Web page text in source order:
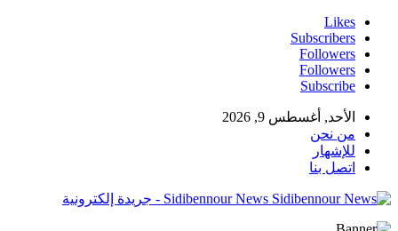
Likes
Subscribers
Followers
Followers
Subscribe
الأحد, أغسطس 9, 2026
من نحن
للإشهار
اتصل بنا
Sidibennour News - جريدة إلكترونية